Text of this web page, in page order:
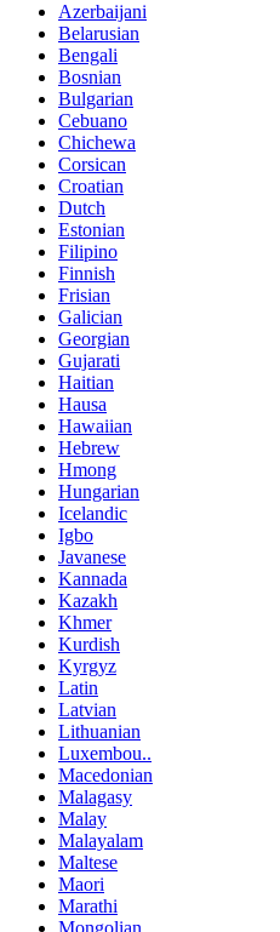
Azerbaijani
Belarusian
Bengali
Bosnian
Bulgarian
Cebuano
Chichewa
Corsican
Croatian
Dutch
Estonian
Filipino
Finnish
Frisian
Galician
Georgian
Gujarati
Haitian
Hausa
Hawaiian
Hebrew
Hmong
Hungarian
Icelandic
Igbo
Javanese
Kannada
Kazakh
Khmer
Kurdish
Kyrgyz
Latin
Latvian
Lithuanian
Luxembou..
Macedonian
Malagasy
Malay
Malayalam
Maltese
Maori
Marathi
Mongolian